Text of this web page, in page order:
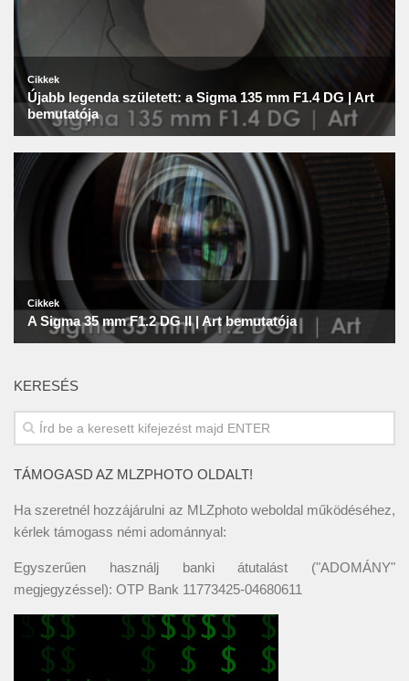
KERESÉS
TÁMOGASD AZ MLZPHOTO OLDALT!
Ha szeretnél hozzájárulni az MLZphoto weboldal működéséhez,
kérlek támogass némi adománnyal:
Egyszerűen használj banki átutalást ("ADOMÁNY"
megjegyzéssel): OTP Bank 11773425-04680611